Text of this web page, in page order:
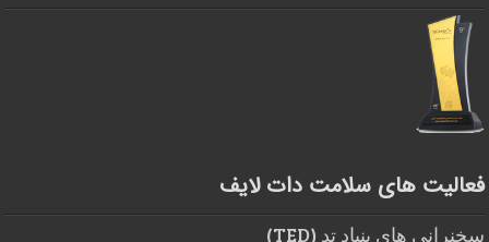
فعالیت های سلامت دات لایف
سخنرانی های بنیاد تد (TED)